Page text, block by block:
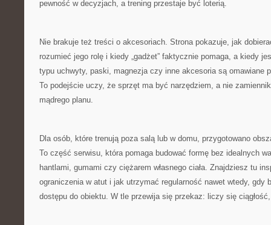
pewność w decyzjach, a trening przestaje być loterią.
Nie brakuje też treści o akcesoriach. Strona pokazuje, jak
rozumieć jego rolę i kiedy „gadżet” faktycznie pomaga, a kiedy
typu uchwyty, paski, magnezja czy inne akcesoria są omawiane
To podejście uczy, że sprzęt ma być narzędziem, a nie
mądrego planu.
Dla osób, które trenują poza salą lub w domu, przygotowano
To część serwisu, która pomaga budować formę bez idealnych
hantlami, gumami czy ciężarem własnego ciała. Znajdziesz tu
ograniczenia w atut i jak utrzymać regularność nawet wtedy, gdy
dostępu do obiektu. W tle przewija się przekaz: liczy się